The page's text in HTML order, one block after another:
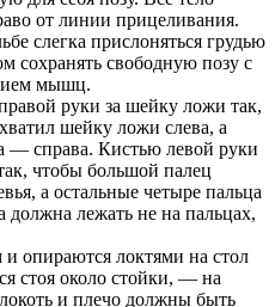
от линии прицеливания.
слегка прислоняться грудью
сохранять свободную позу с
мышц.
руки за шейку ложи так,
шейку ложи слева, а
— справа. Кистью левой руки
чтобы большой палец
а остальные четыре пальца
лежать не на пальцах,
опираются локтями на стол
стоя около стойки, — на
и плечо должны быть